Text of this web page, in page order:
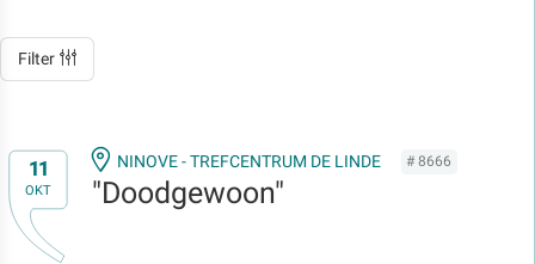
Filter
11
OKT
NINOVE - TREFCENTRUM DE LINDE # 8666
"Doodgewoon"